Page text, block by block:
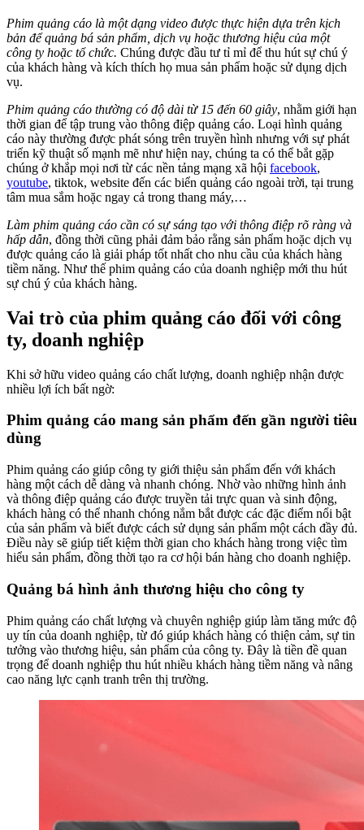
Phim quảng cáo là một dạng video được thực hiện dựa trên kịch
bản để quảng bá sản phẩm, dịch vụ hoặc thương hiệu của một
công ty hoặc tổ chức. Chúng được đầu tư tỉ mỉ để thu hút sự chú ý
của khách hàng và kích thích họ mua sản phẩm hoặc sử dụng dịch
vụ.
Phim quảng cáo thường có độ dài từ 15 đến 60 giây, nhằm giới hạn
thời gian để tập trung vào thông điệp quảng cáo. Loại hình quảng
cáo này thường được phát sóng trên truyền hình nhưng với sự phát
triển kỹ thuật số mạnh mẽ như hiện nay, chúng ta có thể bắt gặp
chúng ở khắp mọi nơi từ các nền tảng mạng xã hội facebook,
youtube, tiktok, website đến các biển quảng cáo ngoài trời, tại trung
tâm mua sắm hoặc ngay cả trong thang máy,…
Làm phim quảng cáo cần có sự sáng tạo với thông điệp rõ ràng và
hấp dẫn, đồng thời cũng phải đảm bảo rằng sản phẩm hoặc dịch vụ
được quảng cáo là giải pháp tốt nhất cho nhu cầu của khách hàng
tiềm năng. Như thế phim quảng cáo của doanh nghiệp mới thu hút
sự chú ý của khách hàng.
Vai trò của phim quảng cáo đối với công
ty, doanh nghiệp
Khi sở hữu video quảng cáo chất lượng, doanh nghiệp nhận được
nhiều lợi ích bất ngờ:
Phim quảng cáo mang sản phẩm đến gần người tiêu
dùng
Phim quảng cáo giúp công ty giới thiệu sản phẩm đến với khách
hàng một cách dễ dàng và nhanh chóng. Nhờ vào những hình ảnh
và thông điệp quảng cáo được truyền tải trực quan và sinh động,
khách hàng có thể nhanh chóng nắm bắt được các đặc điểm nổi bật
của sản phẩm và biết được cách sử dụng sản phẩm một cách đầy đủ.
Điều này sẽ giúp tiết kiệm thời gian cho khách hàng trong việc tìm
hiểu sản phẩm, đồng thời tạo ra cơ hội bán hàng cho doanh nghiệp.
Quảng bá hình ảnh thương hiệu cho công ty
Phim quảng cáo chất lượng và chuyên nghiệp giúp làm tăng mức độ
uy tín của doanh nghiệp, từ đó giúp khách hàng có thiện cảm, sự tin
tưởng vào thương hiệu, sản phẩm của công ty. Đây là tiền đề quan
trọng để doanh nghiệp thu hút nhiều khách hàng tiềm năng và nâng
cao năng lực cạnh tranh trên thị trường.